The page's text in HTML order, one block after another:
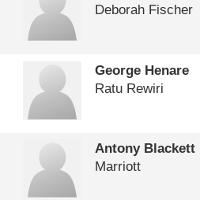
Deborah Fischer
George Henare
Ratu Rewiri
Antony Blackett
Marriott